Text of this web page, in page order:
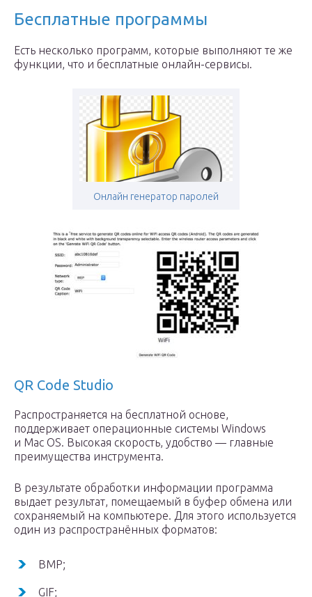
Бесплатные программы
Есть несколько программ, которые выполняют те же
функции, что и бесплатные онлайн-сервисы.
Онлайн генератор паролей
QR Code Studio
Распространяется на бесплатной основе,
поддерживает операционные системы Windows
и Mac OS. Высокая скорость, удобство — главные
преимущества инструмента.
В результате обработки информации программа
выдает результат, помещаемый в буфер обмена или
сохраняемый на компьютере. Для этого используется
один из распространённых форматов:
BMP;
GIF;